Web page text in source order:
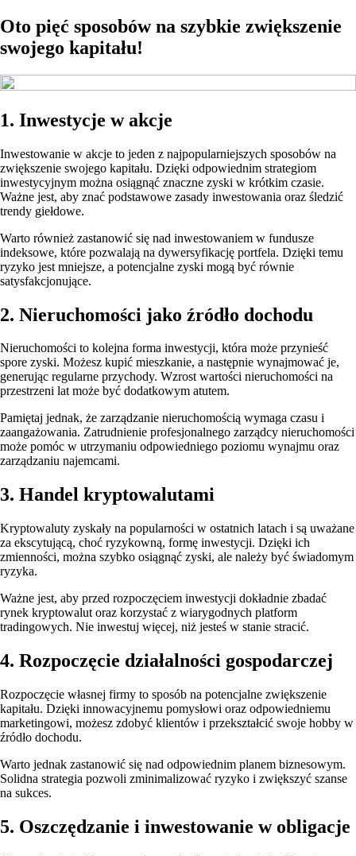
Oto pięć sposobów na szybkie zwiększenie
swojego kapitału!
1. Inwestycje w akcje
Inwestowanie w akcje to jeden z najpopularniejszych sposobów na
zwiększenie swojego kapitału. Dzięki odpowiednim strategiom
inwestycyjnym można osiągnąć znaczne zyski w krótkim czasie.
Ważne jest, aby znać podstawowe zasady inwestowania oraz śledzić
trendy giełdowe.
Warto również zastanowić się nad inwestowaniem w fundusze
indeksowe, które pozwalają na dywersyfikację portfela. Dzięki temu
ryzyko jest mniejsze, a potencjalne zyski mogą być równie
satysfakcjonujące.
2. Nieruchomości jako źródło dochodu
Nieruchomości to kolejna forma inwestycji, która może przynieść
spore zyski. Możesz kupić mieszkanie, a następnie wynajmować je,
generując regularne przychody. Wzrost wartości nieruchomości na
przestrzeni lat może być dodatkowym atutem.
Pamiętaj jednak, że zarządzanie nieruchomością wymaga czasu i
zaangażowania. Zatrudnienie profesjonalnego zarządcy nieruchomości
może pomóc w utrzymaniu odpowiedniego poziomu wynajmu oraz
zarządzaniu najemcami.
3. Handel kryptowalutami
Kryptowaluty zyskały na popularności w ostatnich latach i są uważane
za ekscytującą, choć ryzykowną, formę inwestycji. Dzięki ich
zmienności, można szybko osiągnąć zyski, ale należy być świadomym
ryzyka.
Ważne jest, aby przed rozpoczęciem inwestycji dokładnie zbadać
rynek kryptowalut oraz korzystać z wiarygodnych platform
tradingowych. Nie inwestuj więcej, niż jesteś w stanie stracić.
4. Rozpoczęcie działalności gospodarczej
Rozpoczęcie własnej firmy to sposób na potencjalne zwiększenie
kapitału. Dzięki innowacyjnemu pomysłowi oraz odpowiedniemu
marketingowi, możesz zdobyć klientów i przekształcić swoje hobby w
źródło dochodu.
Warto jednak zastanowić się nad odpowiednim planem biznesowym.
Solidna strategia pozwoli zminimalizować ryzyko i zwiększyć szanse
na sukces.
5. Oszczędzanie i inwestowanie w obligacje